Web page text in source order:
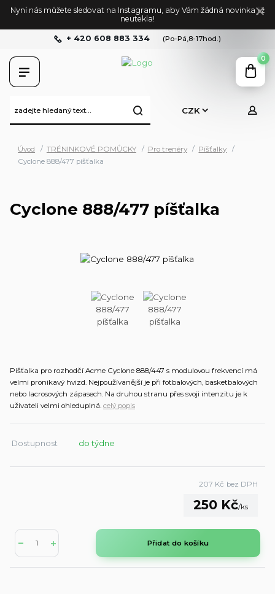
Nyní nás můžete sledovat na Instagramu, aby Vám žádná novinka již
neutekla!
CZK
+ 420 608 883 334 (Po-Pá,8-17hod.)
0
Úvod TRÉNINKOVÉ POMŮCKY Pro trenéry
Píšťalky
Cyclone 888/477 píšťalka
Cyclone 888/477 píšťalka
Píšťalka pro rozhodčí Acme Cyclone 888/447 s modulovou frekvencí má
velmi pronikavý hvizd. Nejpoužívanější je při fotbalových, basketbalových
nebo lacrosových zápasech. Na druhou stranu přes svoji intenzitu je k
uživateli velmi ohleduplná. celý popis
Dostupnost do týdne
250 Kč/ks
207 Kč bez DPH
Přidat do košíku